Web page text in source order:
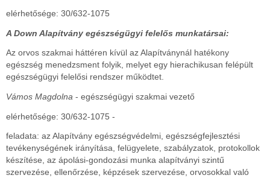
elérhetősége: 30/632-1075
A Down Alapítvány egészségügyi felelős munkatársai:
Az orvos szakmai háttéren kívül az Alapítványnál hatékony
egészség menedzsment folyik, melyet egy hierachikusan felépült
egészségügyi felelősi rendszer működtet.
Vámos Magdolna - egészségügyi szakmai vezető
elérhetősége: 30/632-1075 -
feladata: az Alapítvány egészségvédelmi, egészségfejlesztési
tevékenységének irányítása, felügyelete, szabályzatok, protokollok
készítése, az ápolási-gondozási munka alapítványi szintű
szervezése, ellenőrzése, képzések szervezése, orvosokkal való